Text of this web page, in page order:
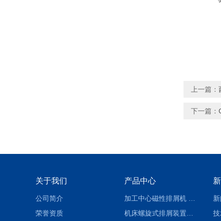
上一篇：
下一篇：
关于我们
公司简介
荣誉资质
产品中心